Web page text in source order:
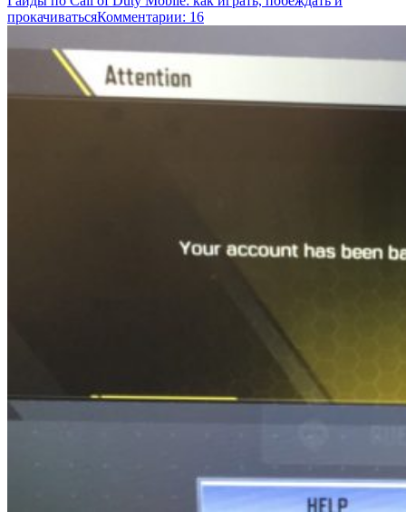
прокачиватьсяКомментарии: 16